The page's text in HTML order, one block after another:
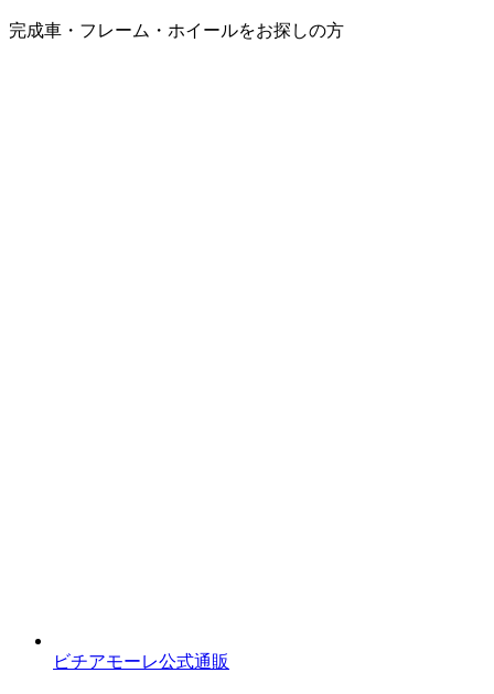
シ
完成車・フレーム・ホイールをお探しの方
ビチアモーレ公式通販